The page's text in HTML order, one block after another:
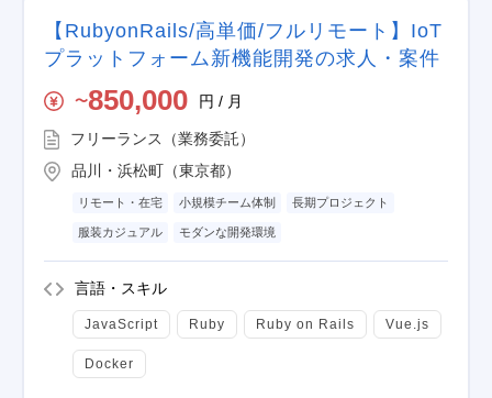
【RubyonRails/高単価/フルリモート】IoT
プラットフォーム新機能開発の求人・案件
〜850,000 円 / 月
フリーランス（業務委託）
品川・浜松町（東京都）
リモート・在宅 小規模チーム体制 長期プロジェクト
服装カジュアル モダンな開発環境
言語・スキル
JavaScript Ruby Ruby on Rails Vue.js
Docker